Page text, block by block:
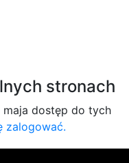
stronach
dostęp do tych
zalogować.